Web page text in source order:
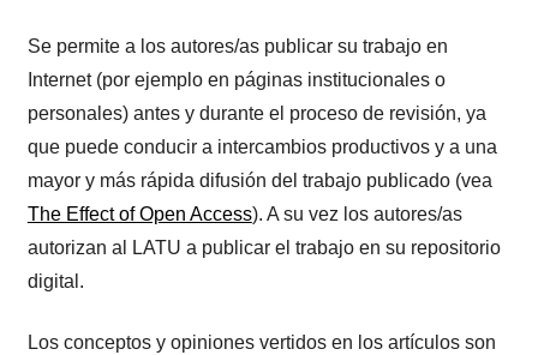
Se permite a los autores/as publicar su trabajo en
Internet (por ejemplo en páginas institucionales o
personales) antes y durante el proceso de revisión, ya
que puede conducir a intercambios productivos y a una
mayor y más rápida difusión del trabajo publicado (vea
The Effect of Open Access). A su vez los autores/as
autorizan al LATU a publicar el trabajo en su repositorio
digital.
Los conceptos y opiniones vertidos en los artículos son